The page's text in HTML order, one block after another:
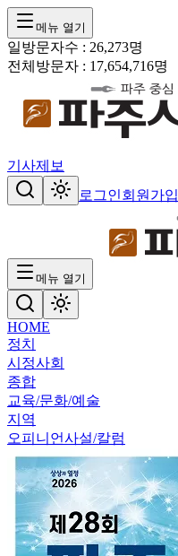
메뉴 열기
일방문자수 : 26,273명
전체방문자 : 17,654,716명
기사제보
로그인회원가입
메뉴 열기
HOME
정치
시정사회
종합
교육/문화/예술
지역
오피니언사설/칼럼